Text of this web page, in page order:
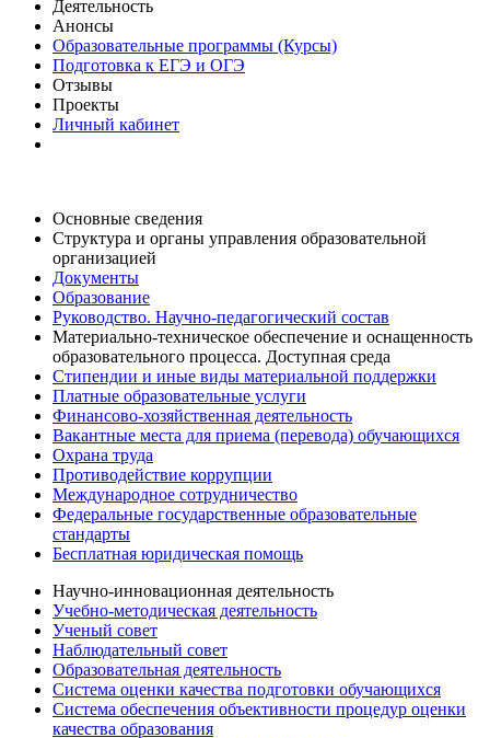
Деятельность
Анонсы
Образовательные программы (Курсы)
Подготовка к ЕГЭ и ОГЭ
Отзывы
Проекты
Личный кабинет
Основные сведения
Структура и органы управления образовательной
организацией
Документы
Образование
Руководство. Научно-педагогический состав
Материально-техническое обеспечение и оснащенность
образовательного процесса. Доступная среда
Стипендии и иные виды материальной поддержки
Платные образовательные услуги
Финансово-хозяйственная деятельность
Вакантные места для приема (перевода) обучающихся
Охрана труда
Противодействие коррупции
Международное сотрудничество
Федеральные государственные образовательные
стандарты
Бесплатная юридическая помощь
Научно-инновационная деятельность
Учебно-методическая деятельность
Ученый совет
Наблюдательный совет
Образовательная деятельность
Система оценки качества подготовки обучающихся
Система обеспечения объективности процедур оценки
качества образования